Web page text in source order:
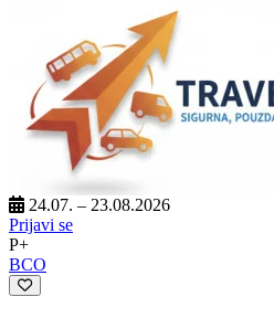
24.07. – 23.08.2026
Prijavi se
P+
BCO